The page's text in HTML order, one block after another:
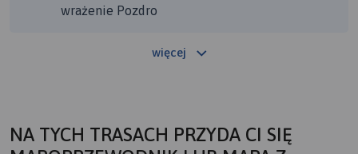
wrażenie Pozdro
więcej
NA TYCH TRASACH PRZYDA CI SIĘ